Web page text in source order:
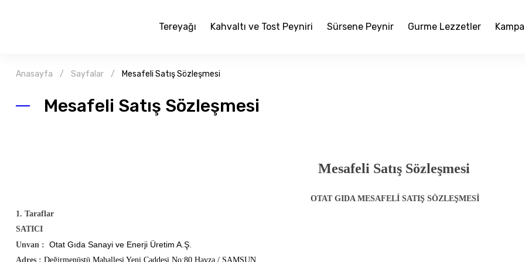
Tereyağı Kahvaltı ve Tost Peyniri Sürsene Peynir Gurme Lezzetler
Anasayfa Sayfalar Mesafeli Satış Sözleşmesi
Mesafeli Satış Sözleşmesi
Mesafeli Satış Sözleşmesi
OTAT GIDA MESAFELİ SATIŞ SÖZLEŞMESİ
1. Taraflar
SATICI
Unvan : Otat Gıda Sanayi ve Enerji Üretim A.Ş.
Adres : Değirmenüstü Mahallesi Yeni Caddesi No:80 Havza / SAMSUN